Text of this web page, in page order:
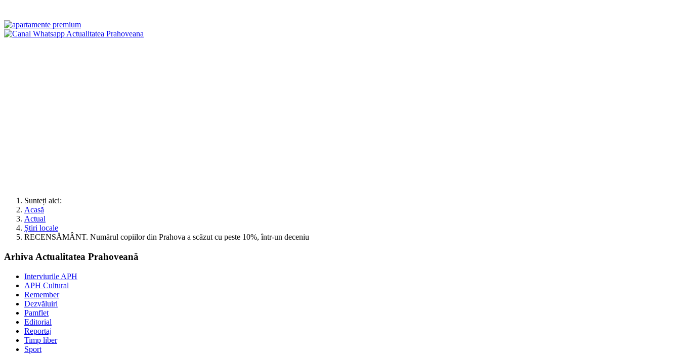
Sunteți aici:
Acasă
Actual
Știri locale
RECENSĂMÂNT. Numărul copiilor din Prahova a scăzut cu peste 10%, într-un deceniu
Arhiva Actualitatea Prahoveană
Interviurile APH
APH Cultural
Remember
Dezvăluiri
Pamflet
Editorial
Reportaj
Timp liber
Sport